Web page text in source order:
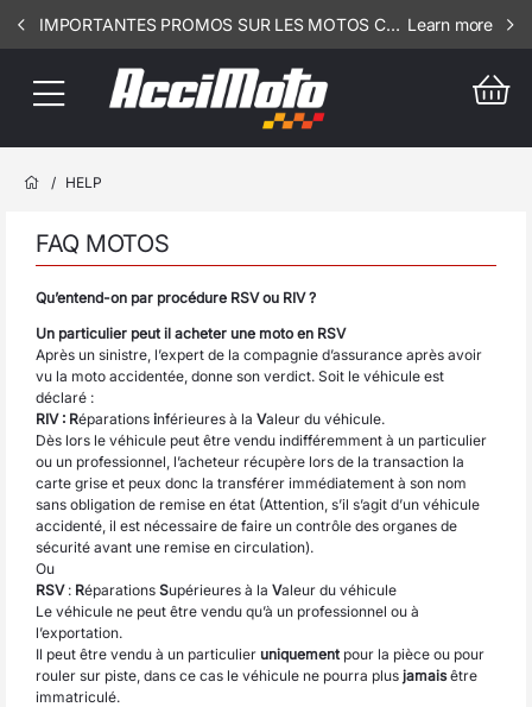
IMPORTANTES PROMOS SUR LES MOTOS COMPLETES !!! CONSULTEZ NOS ANNONCES ----- MOTO - RIV - 1002 Learn more
/ HELP
FAQ MOTOS
Qu’entend-on par procédure RSV ou RIV ?
Un particulier peut il acheter une moto en RSV
Après un sinistre, l’expert de la compagnie d’assurance après avoir
vu la moto accidentée, donne son verdict. Soit le véhicule est
déclaré :
RIV : Réparations inférieures à la Valeur du véhicule.
Dès lors le véhicule peut être vendu indifféremment à un particulier
ou un professionnel, l’acheteur récupère lors de la transaction la
carte grise et peux donc la transférer immédiatement à son nom
sans obligation de remise en état (Attention, s’il s’agit d’un véhicule
accidenté, il est nécessaire de faire un contrôle des organes de
sécurité avant une remise en circulation).
Ou
RSV: Réparations Supérieures à la Valeur du véhicule
Le véhicule ne peut être vendu qu’à un professionnel ou à
l’exportation.
Il peut être vendu à un particulier uniquement pour la pièce ou pour
rouler sur piste, dans ce cas le véhicule ne pourra plus jamaisêtre
immatriculé.